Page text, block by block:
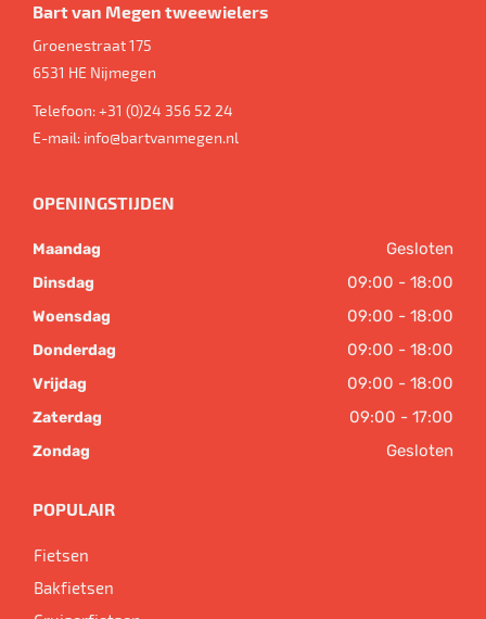
Bart van Megen tweewielers
Groenestraat 175
6531 HE Nijmegen
Telefoon:+31 (0)24 356 52 24
E-mail: info@bartvanmegen.nl
OPENINGSTIJDEN
Maandag Gesloten
Dinsdag 09:00 - 18:00
Woensdag 09:00 - 18:00
Donderdag 09:00 - 18:00
Vrijdag 09:00 - 18:00
Zaterdag 09:00 - 17:00
Zondag Gesloten
POPULAIR
Fietsen
Bakfietsen